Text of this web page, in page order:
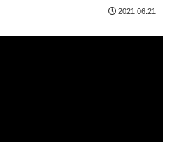
2021.06.21